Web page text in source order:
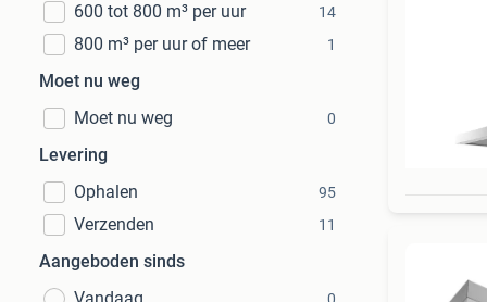
600 tot 800 m³ per uur 14
800 m³ per uur of meer 1
Moet nu weg
Moet nu weg
0
Levering
Ophalen
95
Verzenden 11
Aangeboden sinds